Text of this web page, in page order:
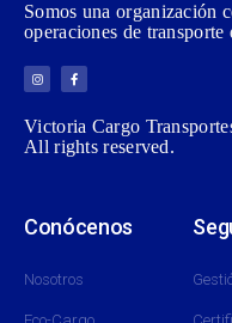
Somos una organización
operaciones de transporte
Victoria Cargo
All rights reserved.
Conócenos
Nosotros